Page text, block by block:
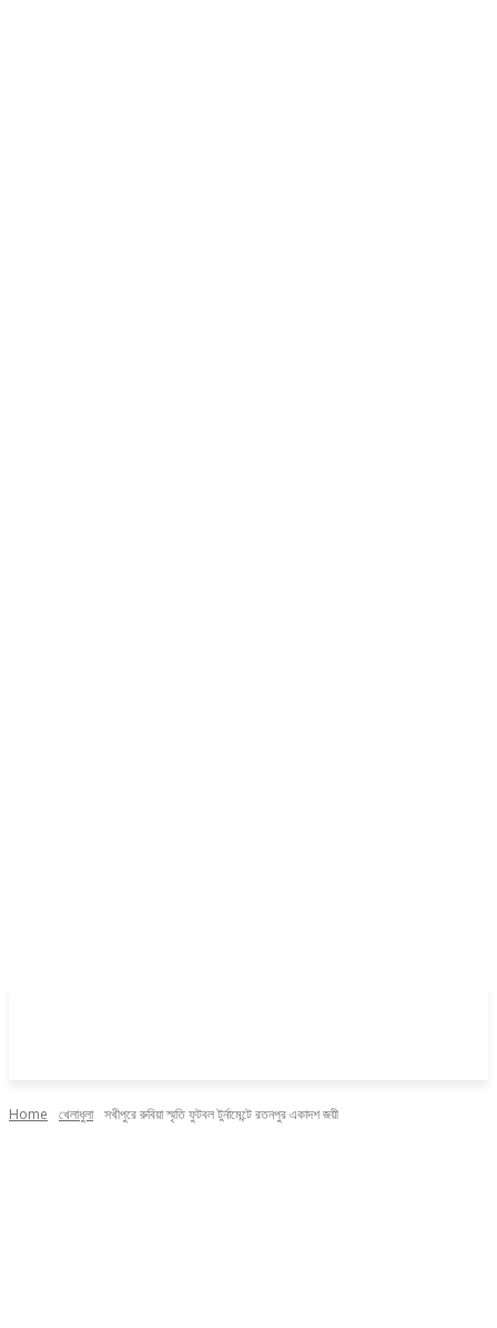
Home খেলাধুলা সখীপুরে রুবিয়া স্মৃতি ফুটবল টুর্নামেন্টে রতনপুর একাদশ জয়ী